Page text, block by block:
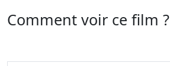
Comment voir ce film ?